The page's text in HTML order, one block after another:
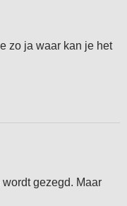
zo ja waar kan je het
gezegd. Maar